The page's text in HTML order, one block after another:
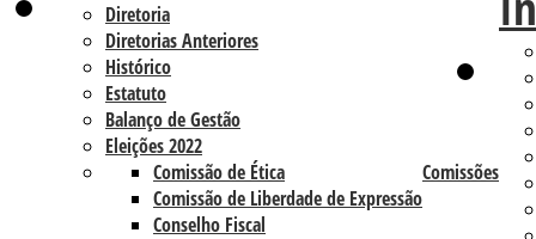
Diretoria
Diretorias Anteriores
Histórico
Estatuto
Balanço de Gestão
Eleições 2022
Comissões
Comissão de Ética
Comissão de Liberdade de Expressão
Conselho Fiscal